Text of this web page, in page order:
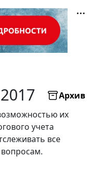
Архив
их
учета
все